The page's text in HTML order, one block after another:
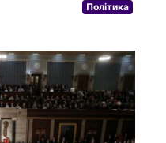
Політика